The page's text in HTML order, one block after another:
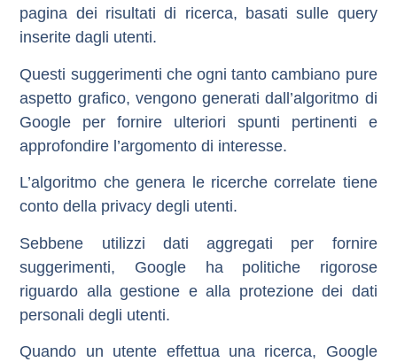
pagina dei risultati di ricerca, basati sulle query
inserite dagli utenti.
Questi suggerimenti che ogni tanto cambiano pure
aspetto grafico, vengono generati dall’algoritmo di
Google per fornire ulteriori spunti pertinenti e
approfondire l’argomento di interesse.
L’algoritmo che genera le ricerche correlate tiene
conto della privacy degli utenti.
Sebbene utilizzi dati aggregati per fornire
suggerimenti, Google ha politiche rigorose
riguardo alla gestione e alla protezione dei dati
personali degli utenti.
Quando un utente effettua una ricerca, Google